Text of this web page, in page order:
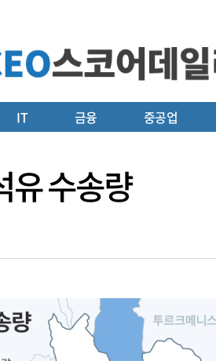
IT 금융 중공업
유 수송량